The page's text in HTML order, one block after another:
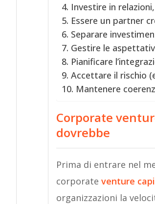
4. Investire in
5. Essere un partner
6. Separare
7. Gestire le
8. Pianificare
9. Accettare il rischio
10. Mantenere
Corporate
dovrebbe
Prima di entrare nel
corporate venture
organizzazioni la